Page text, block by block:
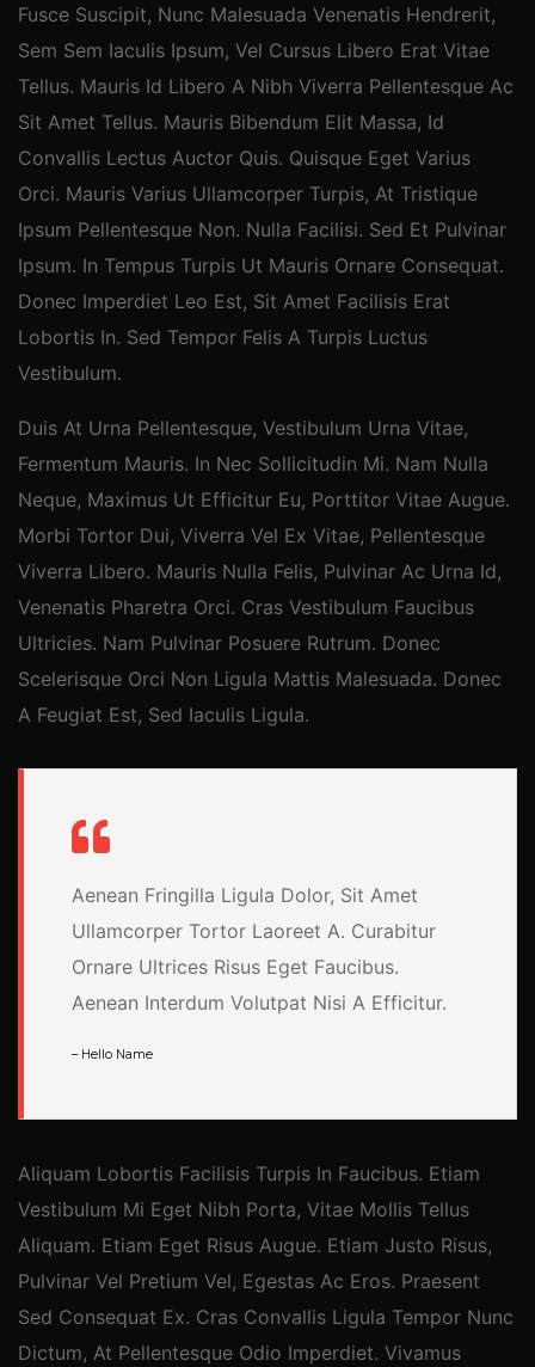
Fusce Suscipit, Nunc Malesuada Venenatis Hendrerit,
Sem Sem Iaculis Ipsum, Vel Cursus Libero Erat Vitae
Tellus. Mauris Id Libero A Nibh Viverra Pellentesque Ac
Sit Amet Tellus. Mauris Bibendum Elit Massa, Id
Convallis Lectus Auctor Quis. Quisque Eget Varius
Orci. Mauris Varius Ullamcorper Turpis, At Tristique
Ipsum Pellentesque Non. Nulla Facilisi. Sed Et Pulvinar
Ipsum. In Tempus Turpis Ut Mauris Ornare Consequat.
Donec Imperdiet Leo Est, Sit Amet Facilisis Erat
Lobortis In. Sed Tempor Felis A Turpis Luctus
Vestibulum.
Duis At Urna Pellentesque, Vestibulum Urna Vitae,
Fermentum Mauris. In Nec Sollicitudin Mi. Nam Nulla
Neque, Maximus Ut Efficitur Eu, Porttitor Vitae Augue.
Morbi Tortor Dui, Viverra Vel Ex Vitae, Pellentesque
Viverra Libero. Mauris Nulla Felis, Pulvinar Ac Urna Id,
Venenatis Pharetra Orci. Cras Vestibulum Faucibus
Ultricies. Nam Pulvinar Posuere Rutrum. Donec
Scelerisque Orci Non Ligula Mattis Malesuada. Donec
A Feugiat Est, Sed Iaculis Ligula.
Aenean Fringilla Ligula Dolor, Sit Amet
Ullamcorper Tortor Laoreet A. Curabitur
Ornare Ultrices Risus Eget Faucibus.
Aenean Interdum Volutpat Nisi A Efficitur.
– Hello Name
Aliquam Lobortis Facilisis Turpis In Faucibus. Etiam
Vestibulum Mi Eget Nibh Porta, Vitae Mollis Tellus
Aliquam. Etiam Eget Risus Augue. Etiam Justo Risus,
Pulvinar Vel Pretium Vel, Egestas Ac Eros. Praesent
Sed Consequat Ex. Cras Convallis Ligula Tempor Nunc
Dictum, At Pellentesque Odio Imperdiet. Vivamus